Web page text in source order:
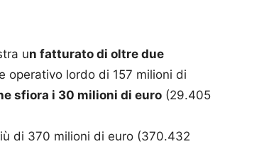
un fatturato di oltre due
operativo lordo di 157 milioni di
sfiora i 30 milioni di euro (29.405
di 370 milioni di euro (370.432